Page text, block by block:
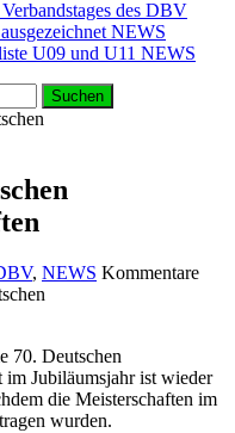
des DBV
NEWS
U09 und U11 NEWS
, NEWS Kommentare
70. Deutschen
im Jubiläumsjahr ist wieder
die Meisterschaften im
wurden.